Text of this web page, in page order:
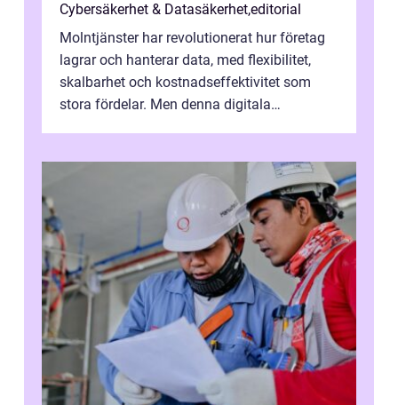
Cybersäkerhet & Datasäkerhet,editorial
Molntjänster har revolutionerat hur företag
lagrar och hanterar data, med flexibilitet,
skalbarhet och kostnadseffektivitet som
stora fördelar. Men denna digitala